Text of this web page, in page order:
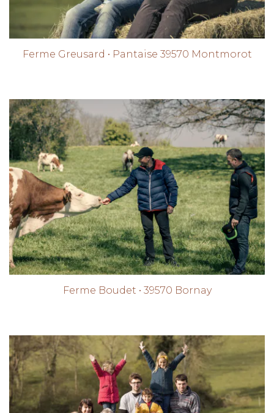
Ferme Greusard • Pantaise 39570 Montmorot
Ferme Boudet • 39570 Bornay